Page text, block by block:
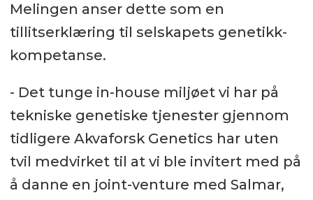
Melingen anser dette som en
tillitserklæring til selskapets genetikk-
kompetanse.
- Det tunge in-house miljøet vi har på
tekniske genetiske tjenester gjennom
tidligere Akvaforsk Genetics har uten
tvil medvirket til at vi ble invitert med på
å danne en joint-venture med Salmar,